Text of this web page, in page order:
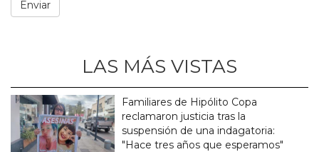
LAS MÁS VISTAS
Familiares de Hipólito Copa
reclamaron justicia tras la
suspensión de una indagatoria:
"Hace tres años que esperamos"